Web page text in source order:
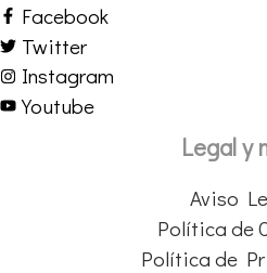
Facebook
Twitter
Instagram
Youtube
Legal y
Aviso
Política de
Política de